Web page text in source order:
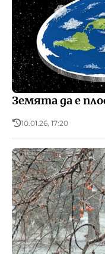
Земята да е
10.01.26, 17:20